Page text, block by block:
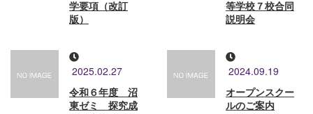
学要項（改訂
版）
等学校７校合同
説明会
2025.02.27
令和６年度 沼
東ゼミ 探究成
2024.09.19
オープンスクー
ルのご案内